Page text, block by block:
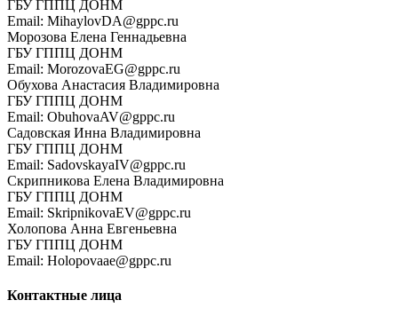
ГБУ ГППЦ ДОНМ
Email: MihaylovDA@gppc.ru
Морозова Елена Геннадьевна
ГБУ ГППЦ ДОНМ
Email: MorozovaEG@gppc.ru
Обухова Анастасия Владимировна
ГБУ ГППЦ ДОНМ
Email: ObuhovaAV@gppc.ru
Садовская Инна Владимировна
ГБУ ГППЦ ДОНМ
Email: SadovskayaIV@gppc.ru
Скрипникова Елена Владимировна
ГБУ ГППЦ ДОНМ
Email: SkripnikovaEV@gppc.ru
Холопова Анна Евгеньевна
ГБУ ГППЦ ДОНМ
Email: Holopovaae@gppc.ru
Контактные лица